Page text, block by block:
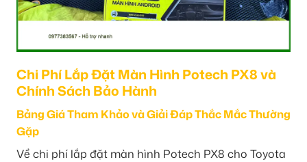
Chi Phí Lắp Đặt Màn Hình Potech PX8 và
Chính Sách Bảo Hành
Bảng Giá Tham Khảo và Giải Đáp Thắc Mắc Thường
Gặp
Về chi phí lắp đặt màn hình Potech PX8 cho Toyota